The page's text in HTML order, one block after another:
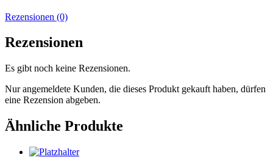
Rezensionen (0)
Rezensionen
Es gibt noch keine Rezensionen.
Nur angemeldete Kunden, die dieses Produkt gekauft haben, dürfen
eine Rezension abgeben.
Ähnliche Produkte